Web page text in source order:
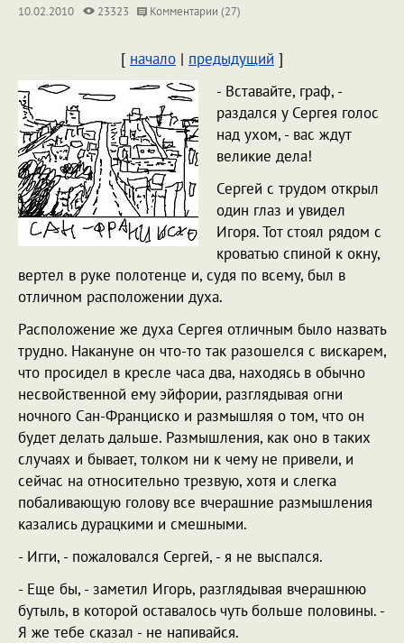
10.02.2010 23323 Комментарии (27)
[ начало | предыдущий ]
- Вставайте, граф, -
раздался у Сергея голос
над ухом, - вас ждут
великие дела!
Сергей с трудом открыл
один глаз и увидел
Игоря. Тот стоял рядом с
кроватью спиной к окну,
вертел в руке полотенце и, судя по всему, был в
отличном расположении духа.
Расположение же духа Сергея отличным было назвать
трудно. Накануне он что-то так разошелся с вискарем,
что просидел в кресле часа два, находясь в обычно
несвойственной ему эйфории, разглядывая огни
ночного Сан-Франциско и размышляя о том, что он
будет делать дальше. Размышления, как оно в таких
случаях и бывает, толком ни к чему не привели, и
сейчас на относительно трезвую, хотя и слегка
побаливающую голову все вчерашние размышления
казались дурацкими и смешными.
- Игги, - пожаловался Сергей, - я не выспался.
- Еще бы, - заметил Игорь, разглядывая вчерашнюю
бутыль, в которой оставалось чуть больше половины. -
Я же тебе сказал - не напивайся.